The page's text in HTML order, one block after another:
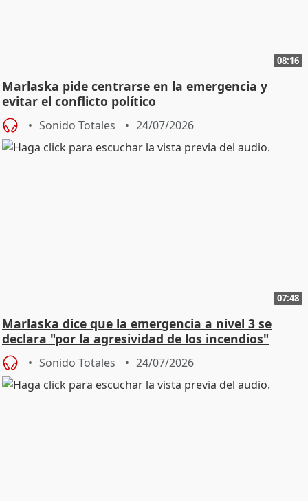
08:16
Marlaska pide centrarse en la emergencia y
evitar el conflicto político
Sonido Totales 24/07/2026
07:48
Marlaska dice que la emergencia a nivel 3 se
declara "por la agresividad de los incendios"
Sonido Totales 24/07/2026